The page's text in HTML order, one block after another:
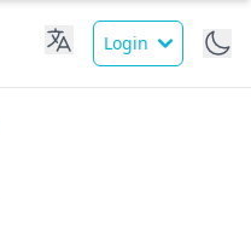
Login